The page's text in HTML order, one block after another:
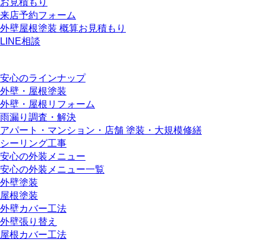
お見積もり
来店予約フォーム
外壁屋根塗装 概算お見積もり
LINE相談
安心のラインナップ
外壁・屋根塗装
外壁・屋根リフォーム
雨漏り調査・解決
アパート・マンション・店舗 塗装・大規模修繕
シーリング工事
安心の外装メニュー
安心の外装メニュー一覧
外壁塗装
屋根塗装
外壁カバー工法
外壁張り替え
屋根カバー工法